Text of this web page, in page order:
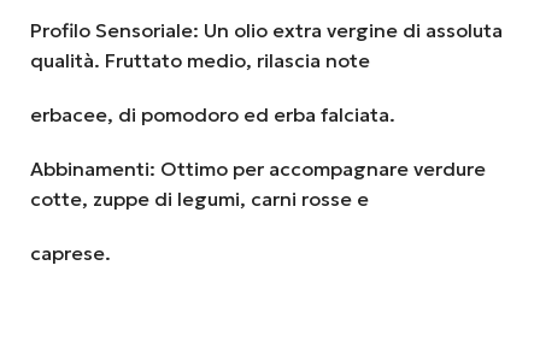
Profilo Sensoriale: Un olio extra vergine di assoluta
qualità. Fruttato medio, rilascia note
erbacee, di pomodoro ed erba falciata.
Abbinamenti: Ottimo per accompagnare verdure
cotte, zuppe di legumi, carni rosse e
caprese.